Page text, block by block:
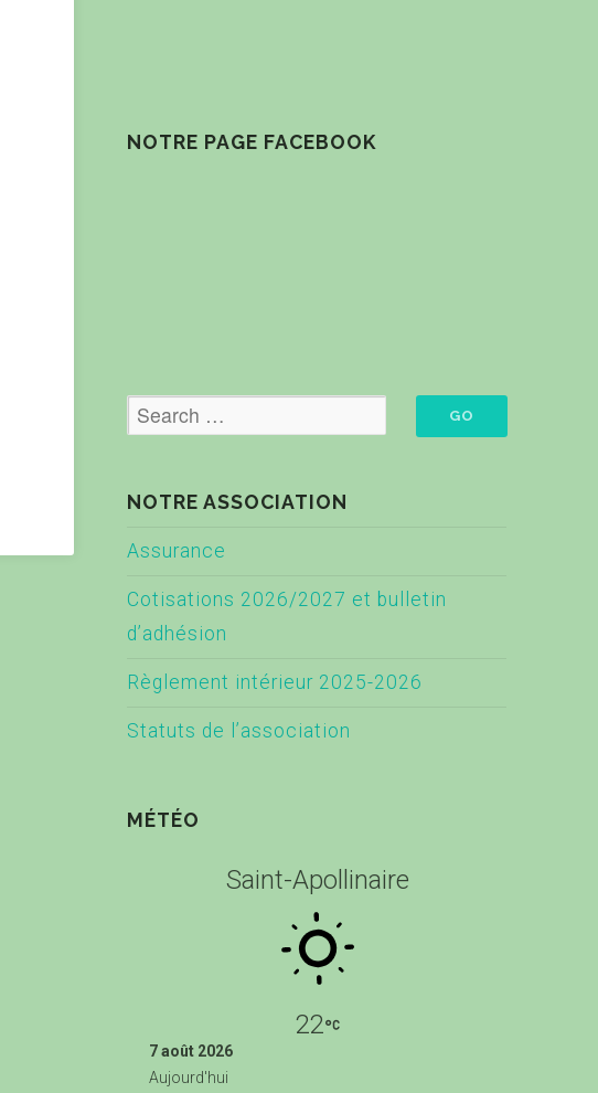
NOTRE PAGE FACEBOOK
NOTRE ASSOCIATION
Assurance
Cotisations 2026/2027 et bulletin
d’adhésion
Règlement intérieur 2025-2026
Statuts de l’association
MÉTÉO
Saint-Apollinaire
22
7 août 2026
Aujourd'hui